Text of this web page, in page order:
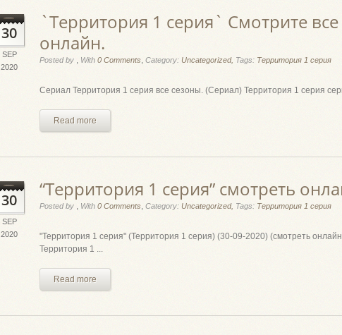
30
SEP
2020
`Территория 1 серия` Смотрите
онлайн.
Posted by , With 0 Comments, Category: Uncategorized, Tags: Территория 1 серия
Сериал Территория 1 серия все сезоны. (Сериал) Территория 1 серия
Read more
30
SEP
2020
“Территория 1 серия” смотреть
Posted by , With 0 Comments, Category: Uncategorized, Tags: Территория 1 серия
"Территория 1 серия" (Территория 1 серия) (30-09-2020) (смотреть
Территория 1 ...
Read more